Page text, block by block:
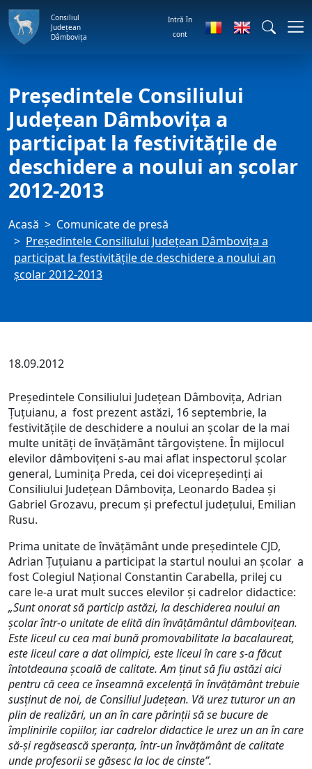
Consiliul
Județean
Dâmbovița
Intră în
cont
Preşedintele Consiliului
Judeţean Dâmboviţa a
participat la festivităţile de
deschidere a noului an şcolar
2012-2013
Acasă
Comunicate de presă
Preşedintele Consiliului Judeţean Dâmboviţa a
participat la festivităţile de deschidere a noului an
şcolar 2012-2013
18.09.2012
Preşedintele Consiliului Judeţean Dâmboviţa, Adrian
Ţuţuianu, a fost prezent astăzi, 16 septembrie, la
festivităţile de deschidere a noului an şcolar de la mai
multe unităţi de învăţământ târgoviştene. În mijlocul
elevilor dâmboviţeni s-au mai aflat inspectorul şcolar
general, Luminiţa Preda, cei doi vicepreşedinţi ai
Consiliului Judeţean Dâmboviţa, Leonardo Badea şi
Gabriel Grozavu, precum şi prefectul judeţului, Emilian
Rusu.
Prima unitate de învăţământ unde preşedintele CJD,
Adrian Ţuţuianu a participat la startul noului an şcolar a
fost Colegiul Naţional Constantin Carabella, prilej cu
care le-a urat mult succes elevilor şi cadrelor didactice:
„Sunt onorat să particip astăzi, la deschiderea noului an
şcolar într-o unitate de elită din învăţământul dâmboviţean.
Este liceul cu cea mai bună promovabilitate la bacalaureat,
este liceul care a dat olimpici, este liceul în care s-a făcut
întotdeauna şcoală de calitate. Am ţinut să fiu astăzi aici
pentru că ceea ce înseamnă excelenţă în învăţământ trebuie
susţinut de noi, de Consiliul Judeţean. Vă urez tuturor un an
plin de realizări, un an în care părinţii să se bucure de
împlinirile copiilor, iar cadrelor didactice le urez un an în care
să-şi regăsească speranţa, într-un învăţământ de calitate
unde profesorii se găsesc la loc de cinste”.